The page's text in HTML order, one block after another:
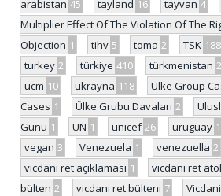
arabistan 45 tayland 16 tayvan 4
Multiplier Effect Of The Violation Of The
Objection 1 tihv 5 toma 2 TSK 188
turkey 2 türkiye 410 türkmenistan 2
ucm 10 ukrayna 118 Ulke Group
Cases 1 Ülke Grubu Davaları 2
Günü 1 UN 1 unicef 26 uruguay 1
vegan 3 Venezuela 1 venezuella 2
vicdani ret açıklaması 1 vicdani ret
bülten 2 vicdani ret bülteni 7